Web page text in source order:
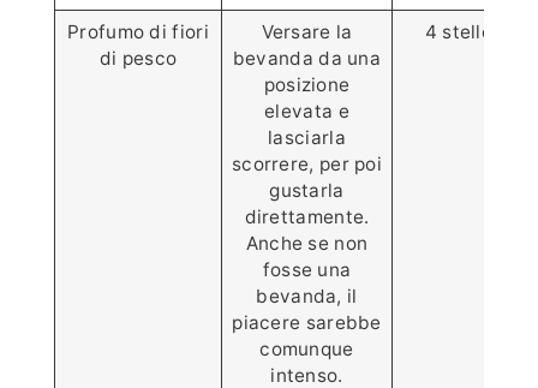
Profumo di fiori
di pesco
Versare la
bevanda da una
posizione
elevata e
lasciarla
scorrere, per poi
gustarla
direttamente.
Anche se non
fosse una
bevanda, il
piacere sarebbe
comunque
intenso.
4